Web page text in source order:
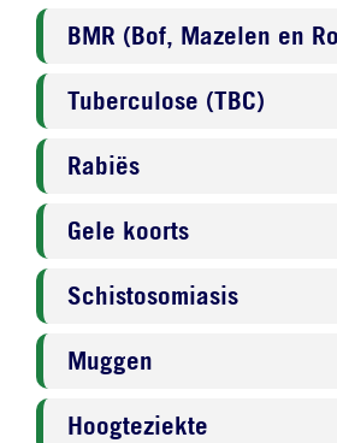
BMR (Bof, Mazelen en
Tuberculose (TBC)
Rabiës
Gele koorts
Schistosomiasis
Muggen
Hoogteziekte